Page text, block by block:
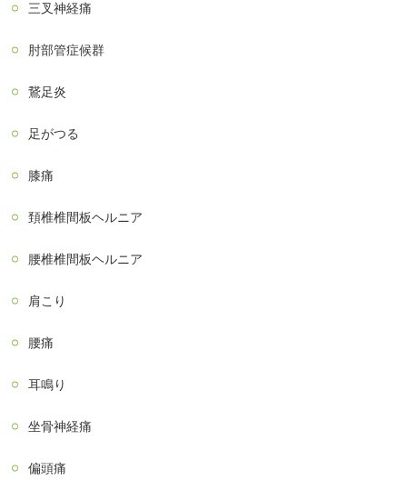
三叉神経痛
肘部管症候群
鵞足炎
足がつる
膝痛
頚椎椎間板ヘルニア
腰椎椎間板ヘルニア
肩こり
腰痛
耳鳴り
坐骨神経痛
偏頭痛